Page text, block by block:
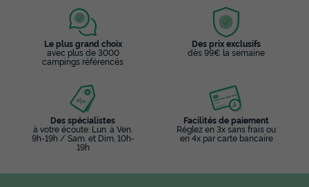
Le plus grand choix
avec plus de 3000
campings référencés
Des prix exclusifs
dès 99€ la semaine
Des spécialistes
à votre écoute: Lun. à Ven.
9h-19h / Sam. et Dim. 10h-
19h
Facilités de paiement
Réglez en 3x sans frais ou
en 4x par carte bancaire